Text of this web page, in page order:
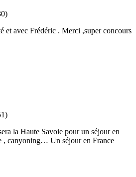
et avec Frédéric . Merci ,super concours
la Haute Savoie pour un séjour en
, canyoning… Un séjour en France